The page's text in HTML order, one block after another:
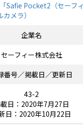
Safie Pocket2（セーフ
メラ）
セーフィー株式会社
43-2
日：2020年7月27日
日：2020年10月22日